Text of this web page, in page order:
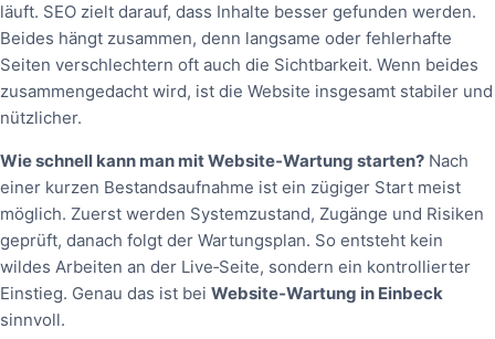
läuft. SEO zielt darauf, dass Inhalte besser gefunden werden.
Beides hängt zusammen, denn langsame oder fehlerhafte
Seiten verschlechtern oft auch die Sichtbarkeit. Wenn beides
zusammengedacht wird, ist die Website insgesamt stabiler und
nützlicher.
Wie schnell kann man mit Website‑Wartung starten? Nach
einer kurzen Bestandsaufnahme ist ein zügiger Start meist
möglich. Zuerst werden Systemzustand, Zugänge und Risiken
geprüft, danach folgt der Wartungsplan. So entsteht kein
wildes Arbeiten an der Live‑Seite, sondern ein kontrollierter
Einstieg. Genau das ist bei Website‑Wartung in Einbeck
sinnvoll.